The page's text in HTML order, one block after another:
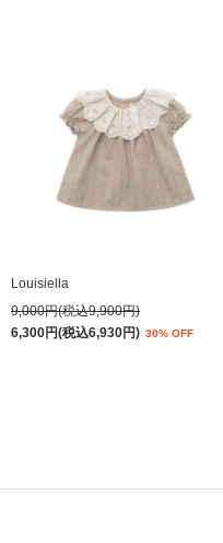
Louisiella
9,000円(税込9,900円)
6,300円(税込6,930円) 30% OFF